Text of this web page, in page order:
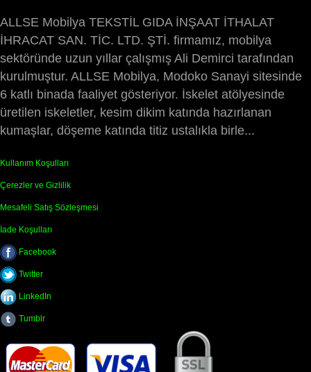
ALLSE Mobilya TEKSTİL GIDA İNŞAAT İTHALAT
İHRACAT SAN. TİC. LTD. ŞTİ. firmamız, mobilya
sektöründe uzun yıllar çalışmış Ali Demirci tarafından
kurulmuştur. ALLSE Mobilya, Modoko Sanayi sitesinde
6 katlı binada faaliyet gösteriyor. İskelet atölyesinde
üretilen iskeletler, kesim dikim katında hazırlanan
kumaşlar, döşeme katında titiz ustalıkla birle...
Kullanım Koşulları
Çerezler ve Gizlilik
Mesafeli Satış Sözleşmesi
İade Koşulları
Facebook
Twitter
LinkedIn
Tumblr